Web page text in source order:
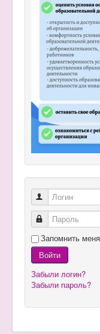
Логин
Пароль
Запомнить меня
Войти
Забыли логин?
Забыли пароль?